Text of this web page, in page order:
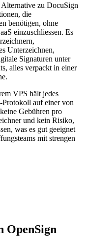
zu DocuSign
die
benötigen, ohne
einzuschliessen. Es
Unterzeichnen,
Signaturen unter
alles verpackt in einer
VPS hält jedes
auf einer von
Gebühren pro
und kein Risiko,
was es gut geeignet
mit strengen
OpenSign